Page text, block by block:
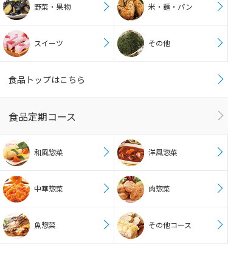
野菜・果物 米・麺・パン
スイーツ その他
食品トップはこちら
食品定期コース
和風惣菜 洋風惣菜
中華惣菜 肉惣菜
魚惣菜 その他コース